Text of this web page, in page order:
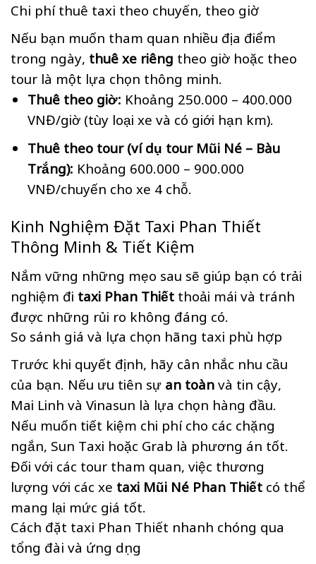
Chi phí thuê taxi theo chuyến, theo giờ
Nếu bạn muốn tham quan nhiều địa điểm
trong ngày, thuê xe riêng theo giờ hoặc theo
tour là một lựa chọn thông minh.
Thuê theo giờ: Khoảng 250.000 – 400.000
VNĐ/giờ (tùy loại xe và có giới hạn km).
Thuê theo tour (ví dụ tour Mũi Né – Bàu
Trắng): Khoảng 600.000 – 900.000
VNĐ/chuyến cho xe 4 chỗ.
Kinh Nghiệm Đặt Taxi Phan Thiết
Thông Minh & Tiết Kiệm
Nắm vững những mẹo sau sẽ giúp bạn có trải
nghiệm đi taxi Phan Thiết thoải mái và tránh
được những rủi ro không đáng có.
So sánh giá và lựa chọn hãng taxi phù hợp
Trước khi quyết định, hãy cân nhắc nhu cầu
của bạn. Nếu ưu tiên sự an toànvà tin cậy,
Mai Linh và Vinasun là lựa chọn hàng đầu.
Nếu muốn tiết kiệm chi phí cho các chặng
ngắn, Sun Taxi hoặc Grab là phương án tốt.
Đối với các tour tham quan, việc thương
lượng với các xe taxi Mũi Né Phan Thiết có thể
mang lại mức giá tốt.
Cách đặt taxi Phan Thiết nhanh chóng qua
tổng đài và ứng dụng